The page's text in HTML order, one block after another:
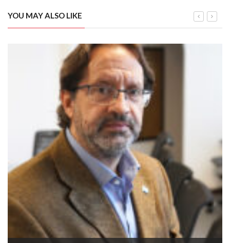
YOU MAY ALSO LIKE
En noviembre, la cantidad de argentinos que